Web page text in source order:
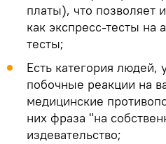
платы), что позволяет
как экспресс-тесты на
тесты;
Есть категория людей,
побочные реакции на
медицинские
них фраза "на
издевательство;